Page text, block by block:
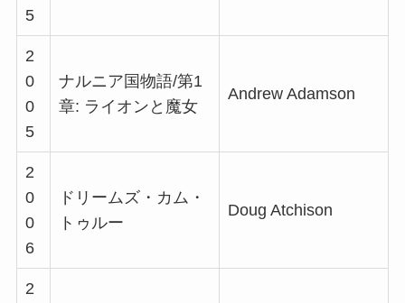
5
2
0
0
5
ナルニア国物語/第1
章: ライオンと魔女
Andrew Adamson
2
0
0
6
ドリームズ・カム・
トゥルー
Doug Atchison
2